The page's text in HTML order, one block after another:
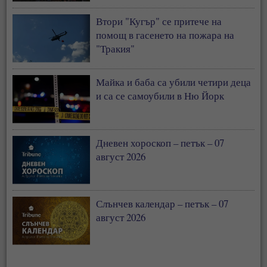
Втори "Кугър" се притече на
помощ в гасенето на пожара на
"Тракия"
Майка и баба са убили четири деца
и са се самоубили в Ню Йорк
Дневен хороскоп – петък – 07
август 2026
Слънчев календар – петък – 07
август 2026